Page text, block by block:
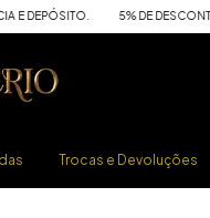
E DEPÓSITO. 5% DE DESCONTO
Trocas e Devoluções